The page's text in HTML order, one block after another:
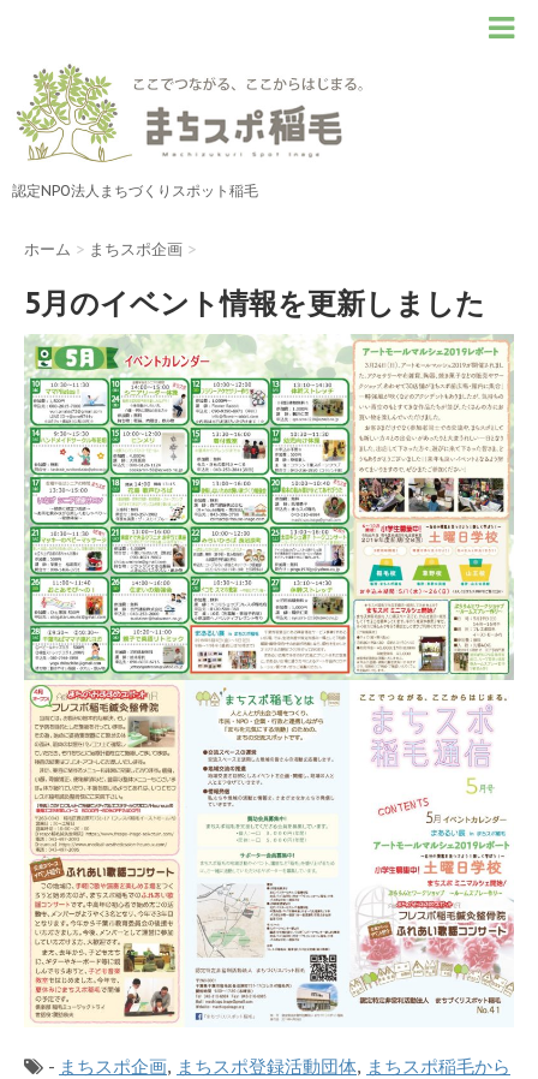
認定NPO法人まちづくりスポット稲毛
ホーム > まちスポ企画 >
5月のイベント情報を更新しました
- まちスポ企画, まちスポ登録活動団体, まちスポ稲毛から